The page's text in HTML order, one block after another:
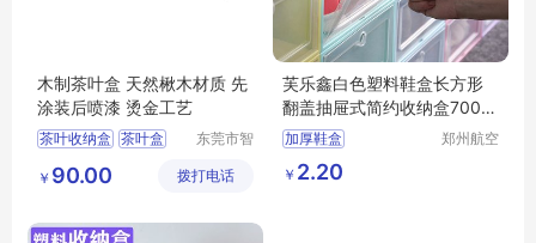
木制茶叶盒 天然楸木材质 先
涂装后喷漆 烫金工艺
茶叶收纳盒 茶叶盒
多功能茶叶盒
东莞市智
限公司
￥ 90.00 拨打电话
芙乐鑫白色塑料鞋盒长方形
翻盖抽屉式简约收纳盒700毫
升
加厚鞋盒
收纳盒
郑州航空
￥ 2.20